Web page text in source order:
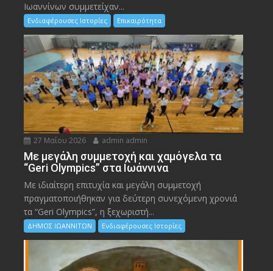
Ιωαννίνων συμμετείχαν...
Ενδιαφέρουσες Ιστορίες Επικαιρότητα
27 Μαΐου 2026 admin admin
Με μεγάλη συμμετοχή και χαμόγελα τα
“Geri Olympics” στα Ιωάννινα
Με ιδιαίτερη επιτυχία και μεγάλη συμμετοχή
πραγματοποιήθηκαν για δεύτερη συνεχόμενη χρονιά
τα “Geri Olympics”, η ξεχωριστή...
ΔΗΜΟΣ ΙΩΑΝΝΙΤΩΝ Ενδιαφέρουσες Ιστορίες